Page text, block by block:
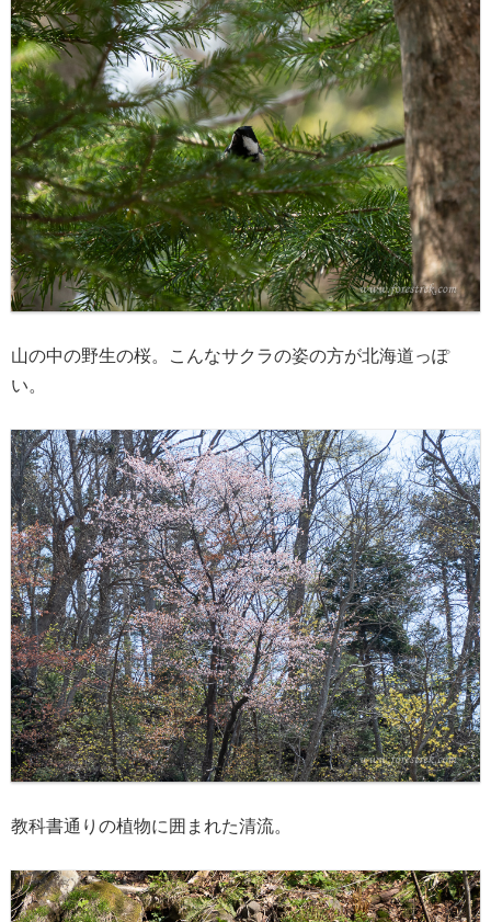
山の中の野生の桜。こんなサクラの姿の方が北海道っぽ
い。
教科書通りの植物に囲まれた清流。